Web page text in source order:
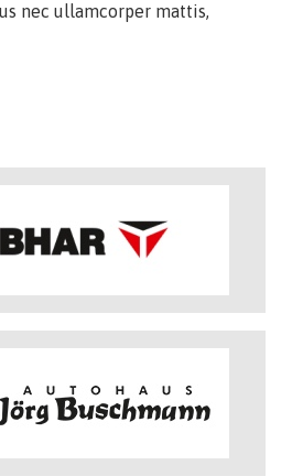
nec ullamcorper mattis,